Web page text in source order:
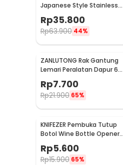
Japanese Style Stainless
Steel 200ml
Rp35.800
Rp63.900 44%
ZANLUTONG Rak Gantung
Lemari Peralatan Dapur 6
Rp7.700
Rp21.900 65%
KNIFEZER Pembuka Tutup
Botol Wine Bottle Opener
Stainless Steel - WS01
Rp5.600
Rp15.900 65%